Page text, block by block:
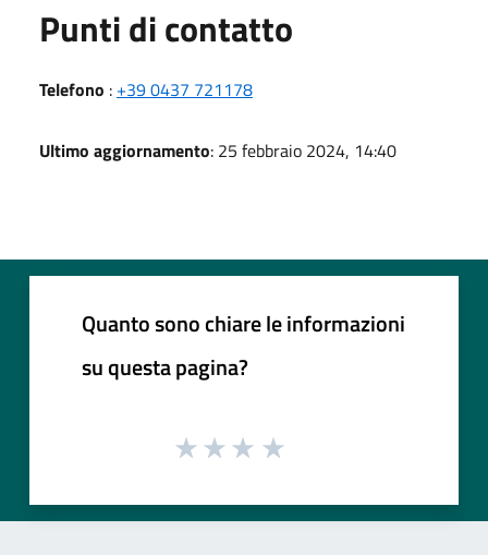
Punti di contatto
Telefono : +39 0437 721178
Ultimo aggiornamento: 25 febbraio 2024, 14:40
Quanto sono chiare le informazioni
su questa pagina?